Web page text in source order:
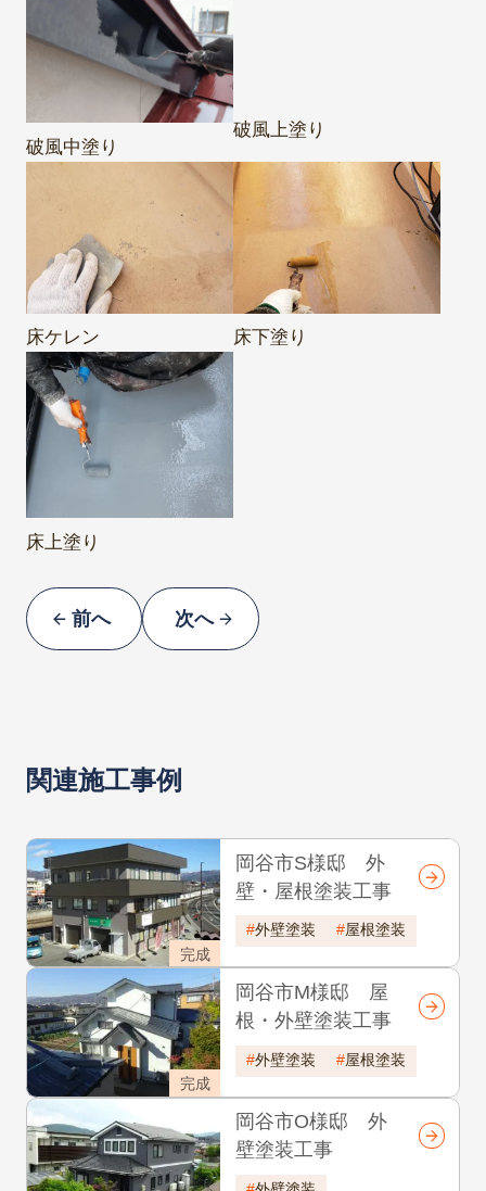
破風中塗り
床ケレン 床下塗り
床上塗り
前へ 次へ
関連施工事例
完成
岡谷市S様邸 外
壁・屋根塗装工事
外壁塗装 屋根塗装
完成
岡谷市M様邸 屋
根・外壁塗装工事
外壁塗装 屋根塗装
岡谷市O様邸 外
壁塗装工事